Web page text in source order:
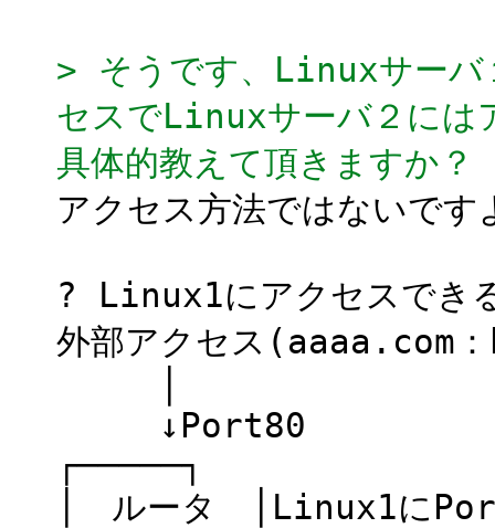
> そうです、Linuxサーバ
セスでLinuxサーバ２には
具体的教えて頂きますか？
アクセス方法ではないで
? Linux1にアクセスでき
外部アクセス(aaaa.com
↓Port80
┌─────┐
│ ルータ │Linux1に